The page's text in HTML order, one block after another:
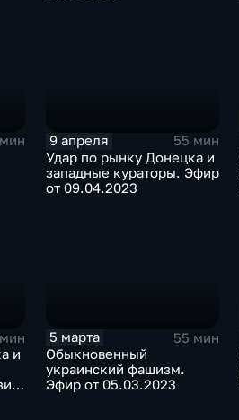
9 апреля
55 мин
Удар по рынку Донецка и
западные кураторы. Эфир
от 09.04.2023
и
5 марта
55 мин
Обыкновенный
украинский фашизм.
Эфир от 05.03.2023